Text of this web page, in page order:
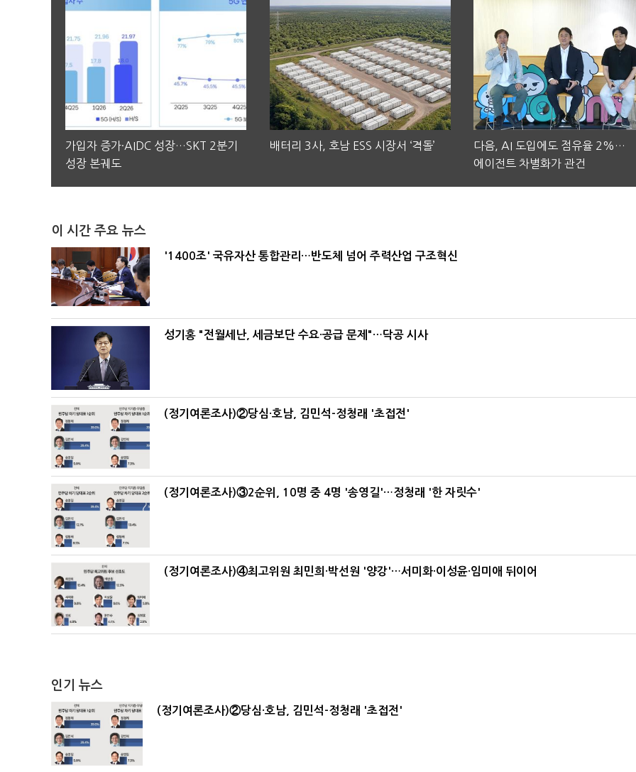
가입자 증가·AIDC 성장…SKT 2분기
성장 본궤도
배터리 3사, 호남 ESS 시장서 ‘격돌’
다음, AI 도입에도 점유율 2%…
에이전트 차별화가 관건
이 시간 주요 뉴스
'1400조' 국유자산 통합관리…반도체 넘어 주력산업 구조혁신
성기홍 "전월세난, 세금보단 수요·공급 문제"…닥공 시사
(정기여론조사)②당심·호남, 김민석-정청래 '초접전'
(정기여론조사)③2순위, 10명 중 4명 '송영길'…정청래 '한 자릿수'
(정기여론조사)④최고위원 최민희·박선원 '양강'…서미화·이성윤·임미애 뒤이어
인기 뉴스
(정기여론조사)②당심·호남, 김민석-정청래 '초접전'